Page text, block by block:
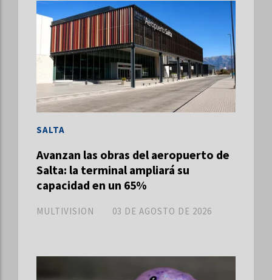
Avanzan las obras del aeropuerto de
Salta: la terminal ampliará su
capacidad en un 65%
MULTIVISION
SALTA
03 DE AGOSTO DE 2026